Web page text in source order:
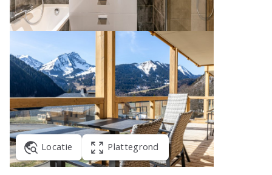
Locatie Plattegrond